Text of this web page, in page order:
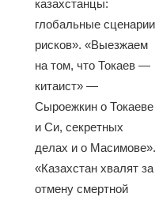
казахстанцы:
глобальные сценарии
рисков». «Выезжаем
на том, что Токаев —
китаист» —
Сыроежкин о Токаеве
и Си, секретных
делах и о Масимове».
«Казахстан хвалят за
отмену смертной